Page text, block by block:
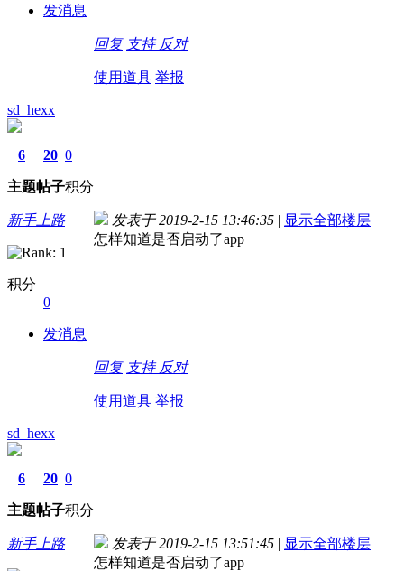
发消息
回复 支持 反对
使用道具 举报
sd_hexx
6
主题
20
帖子
0
积分
新手上路
积分
0
发消息
发表于 2019-2-15 13:46:35 | 显示全部楼层
怎样知道是否启动了app
回复 支持 反对
使用道具 举报
sd_hexx
6
主题
20
帖子
0
积分
新手上路 发表于 2019-2-15 13:51:45 | 显示全部楼层
怎样知道是否启动了app